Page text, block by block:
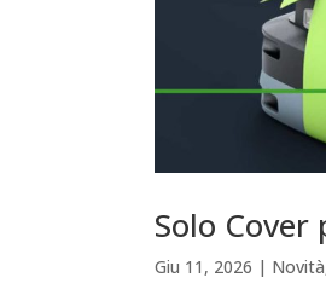
Solo Cover
Giu 11, 2026 | Novità